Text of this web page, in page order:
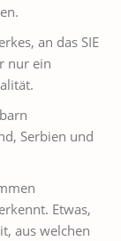
an das SIE
nur ein
Serbien und
Etwas,
aus welchen